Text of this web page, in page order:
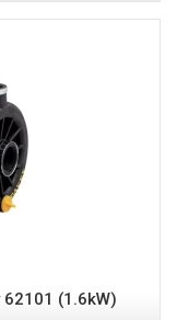
(1.6kW)